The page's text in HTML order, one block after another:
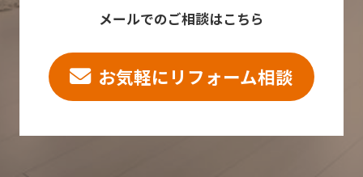
メールでのご相談はこちら
お気軽にリフォーム相談